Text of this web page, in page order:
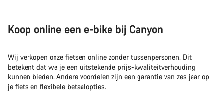
Koop online een e-bike bij Canyon
Wij verkopen onze fietsen online zonder tussenpersonen. Dit
betekent dat we je een uitstekende prijs-kwaliteitverhouding
kunnen bieden. Andere voordelen zijn een garantie van zes jaar op
je fiets en flexibele betaalopties.